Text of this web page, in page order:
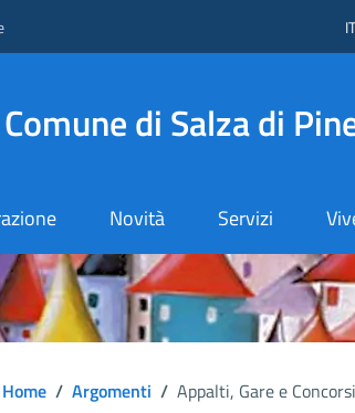
Comune di Salza di
Novità Servizi
Home / Argomenti / Appalti, Gare e Concorsi